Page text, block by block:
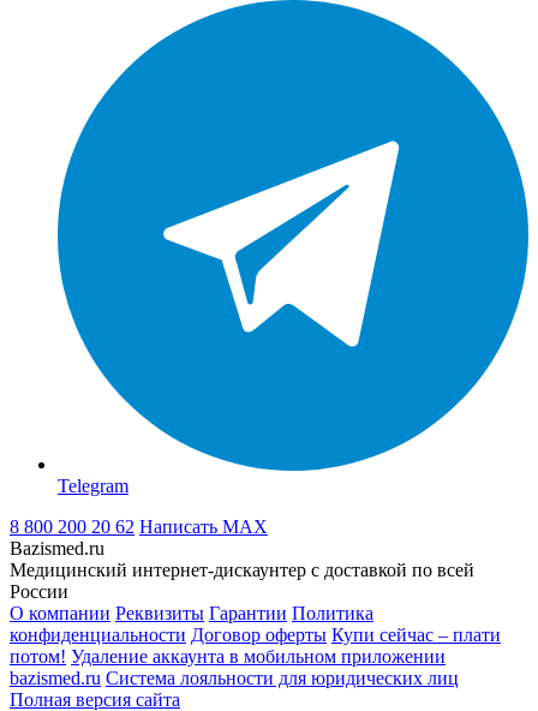
Telegram
8 800 200 20 62 Написать MAX
Bazismed.ru
Медицинский интернет-дискаунтер с доставкой по всей
России
О компании Реквизиты Гарантии Политика
конфиденциальности Договор оферты Купи сейчас – плати
потом! Удаление аккаунта в мобильном приложении
bazismed.ru Система лояльности для юридических лиц
Полная версия сайта